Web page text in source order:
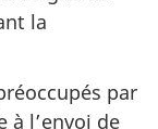
la
par
à l’envoi de